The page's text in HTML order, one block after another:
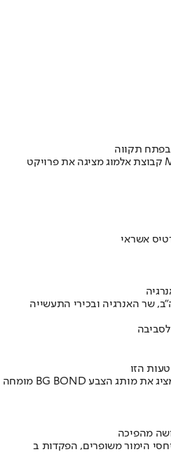
תקווה
קבוצת אלמוג מציגה את פרויקט MALA: מגדלי הפרימיום האחרונים
שר האנרגיה ובכירי התעשייה
הזו